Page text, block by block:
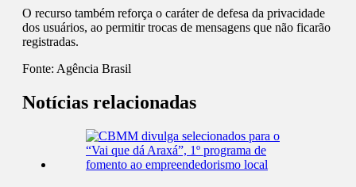
O recurso também reforça o caráter de defesa da privacidade
dos usuários, ao permitir trocas de mensagens que não ficarão
registradas.
Fonte: Agência Brasil
Notícias relacionadas